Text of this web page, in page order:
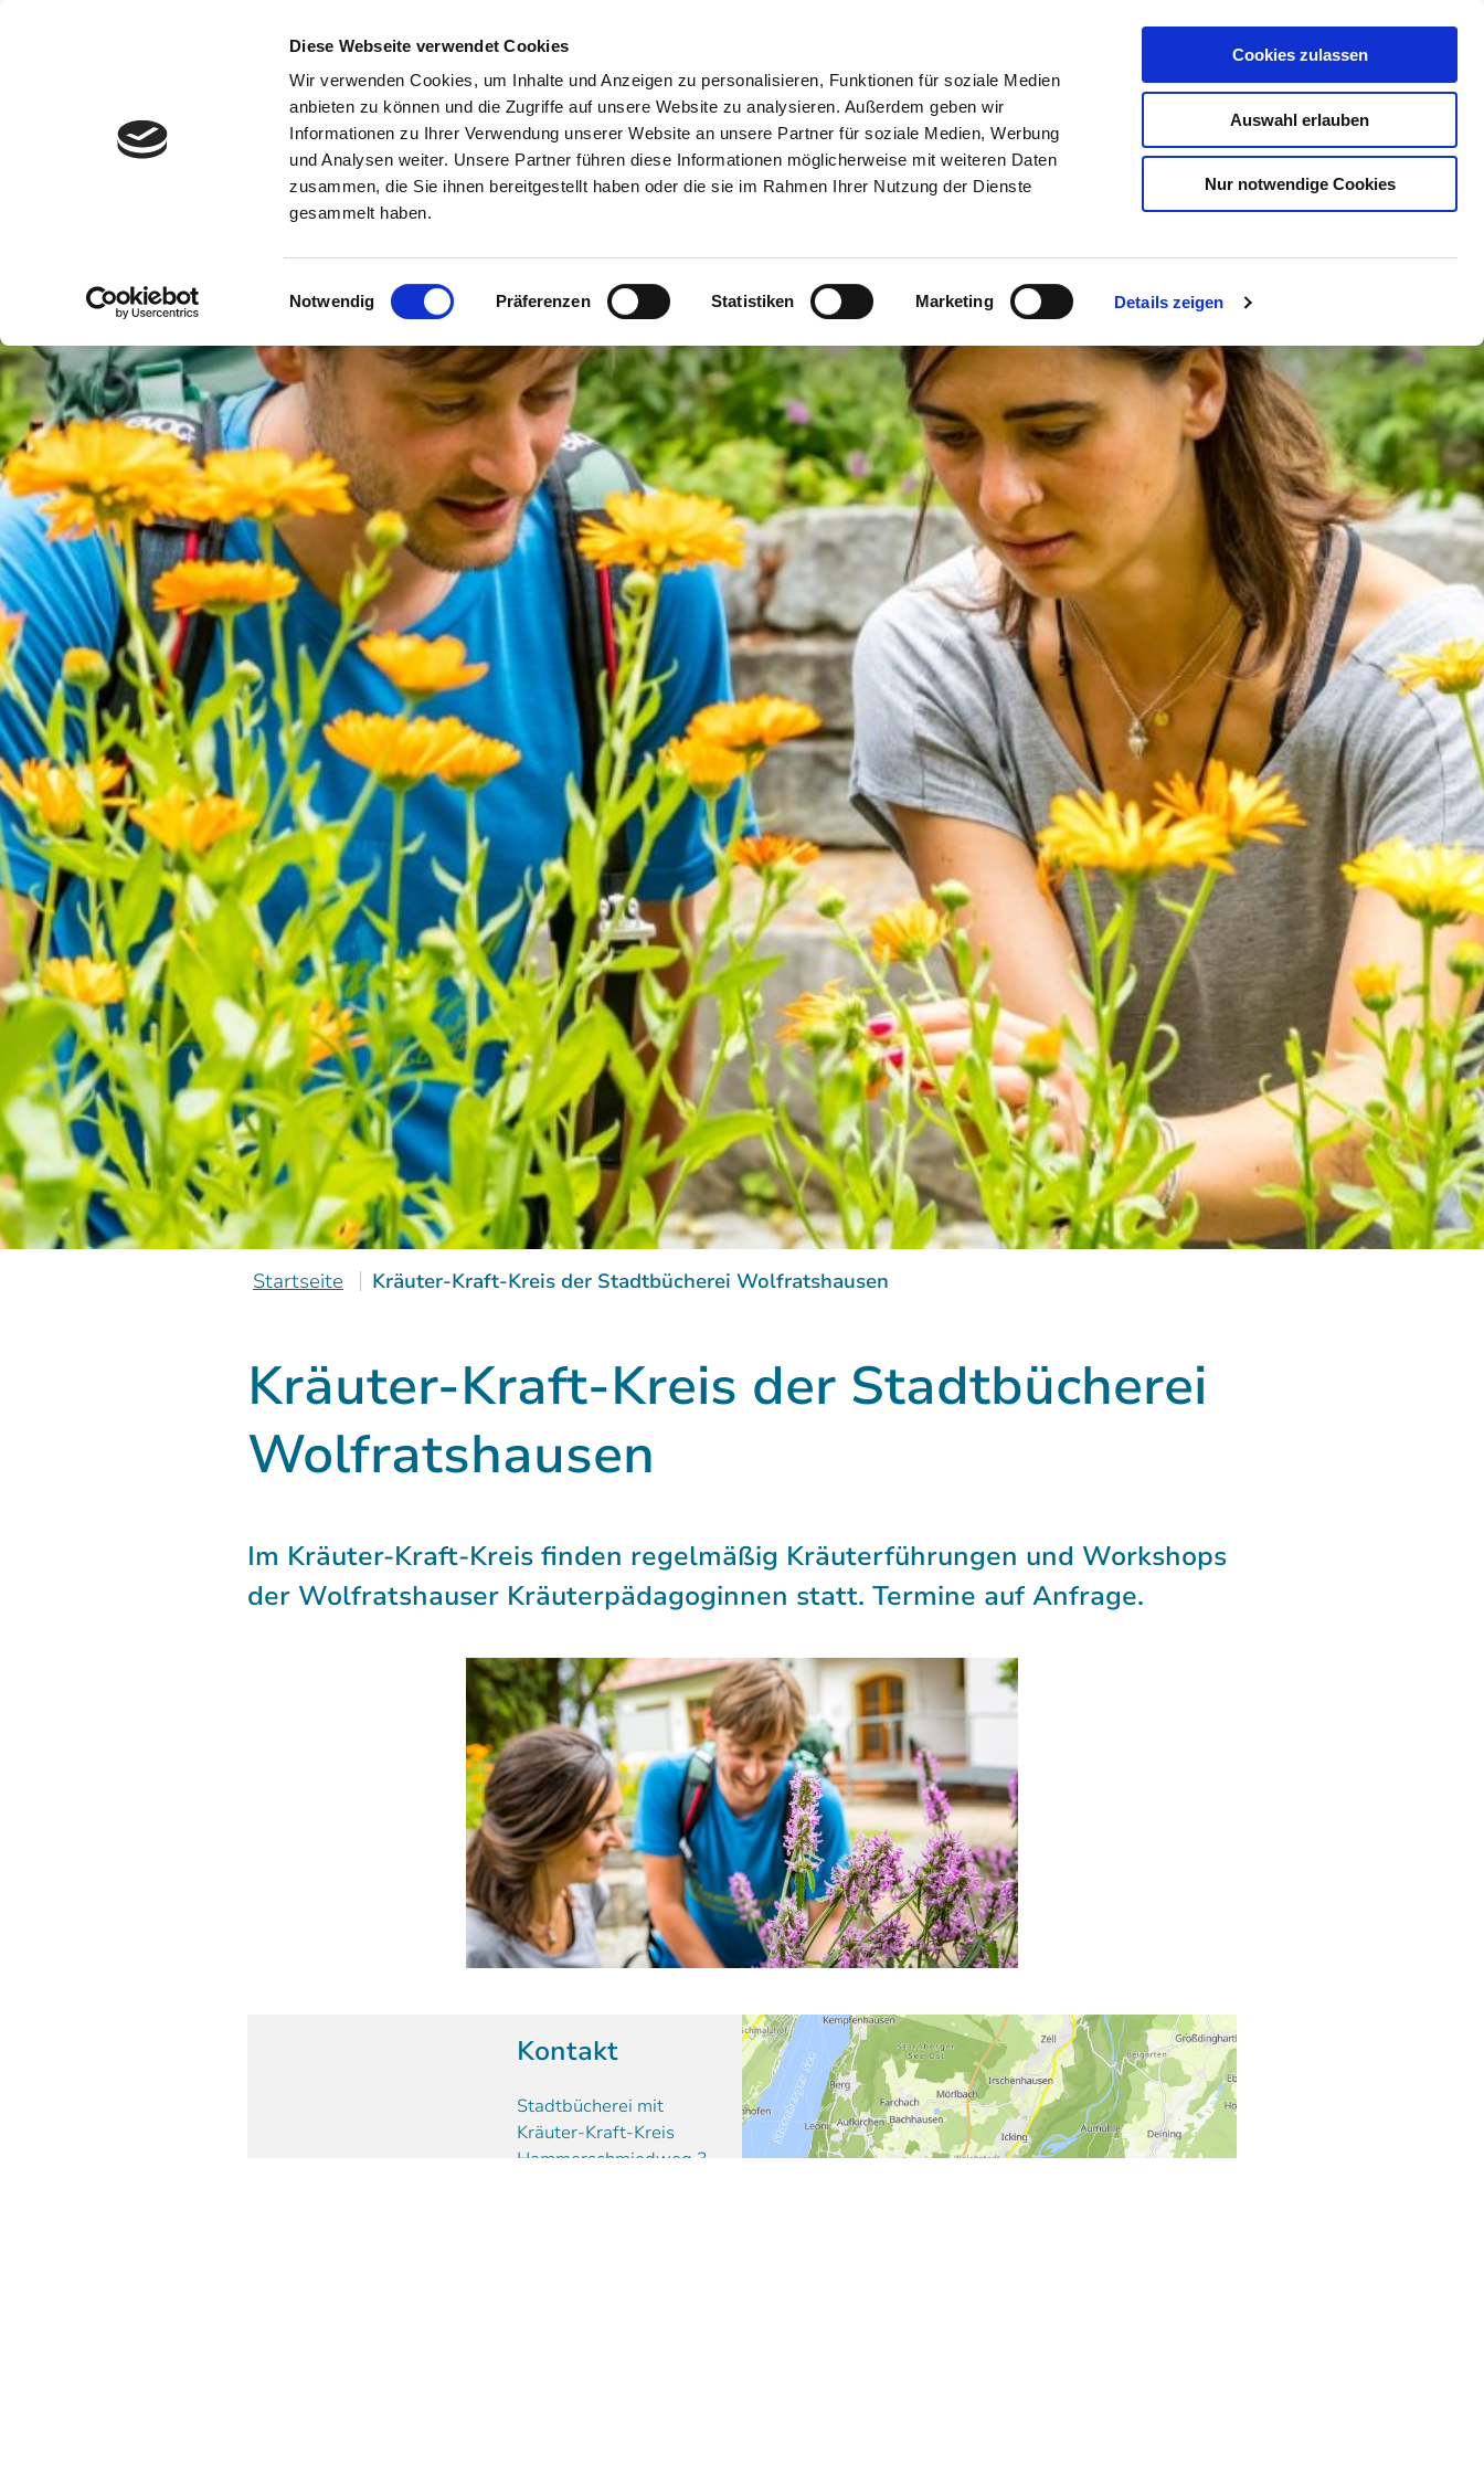
Diese Webseite verwendet Cookies
Wir verwenden Cookies, um Inhalte und Anzeigen zu personalisieren, Funktionen für soziale Medien
anbieten zu können und die Zugriffe auf unsere Website zu analysieren. Außerdem geben wir
Informationen zu Ihrer Verwendung unserer Website an unsere Partner für soziale Medien, Werbung
und Analysen weiter. Unsere Partner führen diese Informationen möglicherweise mit weiteren Daten
zusammen, die Sie ihnen bereitgestellt haben oder die sie im Rahmen Ihrer Nutzung der Dienste
gesammelt haben.
Einwilligungsauswahl
Notwendig Präferenzen Statistiken Marketing Details zeigen
Cookies zulassen
Auswahl erlauben
Nur notwendige Cookies
BUCHEN SUCHE
Startseite Kräuter-Kraft-Kreis der Stadtbücherei Wolfratshausen
Kräuter-Kraft-Kreis der Stadtbücherei
Wolfratshausen
Im Kräuter-Kraft-Kreis finden regelmäßig Kräuterführungen und Workshops
der Wolfratshauser Kräuterpädagoginnen statt. Termine auf Anfrage.
Kontakt
Stadtbücherei mit
Kräuter-Kraft-Kreis
Hammerschmiedweg 3